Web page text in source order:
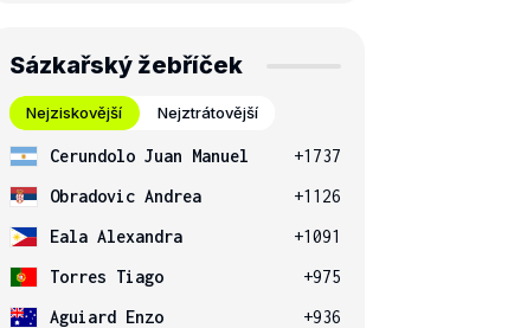
Sázkařský žebříček
Nejziskovější Nejztrátovější
Cerundolo Juan Manuel
+1737
Obradovic Andrea
+1126
Eala Alexandra
+1091
Torres Tiago
+975
Aguiard Enzo
+936